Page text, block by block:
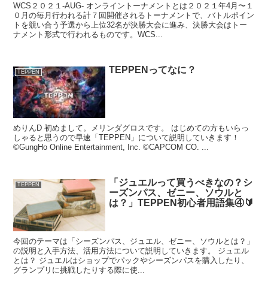
WCS２０２１-AUG- オンライントーナメントとは２０２１年4月〜１
０月の毎月行われる計７回開催されるトーナメントで、バトルポイン
トを競い合う予選から上位32名が決勝大会に進み、決勝大会はトー
ナメント形式で行われるものです。WCS...
TEPPEN TEPPENってなに？
めりんD 初めまして。メリンダグロスです。 はじめての方もいらっ
しゃると思うので早速「TEPPEN」について説明していきます！
©GungHo Online Entertainment, Inc. ©CAPCOM CO. ...
TEPPEN
「ジュエルって買うべきなの？シ
ーズンパス、ゼニー、ソウルと
は？」TEPPEN初心者用語集④🔰
今回のテーマは「シーズンパス、ジュエル、ゼニー、ソウルとは？」
の説明と入手方法、活用方法について説明していきます。 ジュエル
とは？ ジュエルはショップでパックやシーズンパスを購入したり、
グランプリに挑戦したりする際に使...